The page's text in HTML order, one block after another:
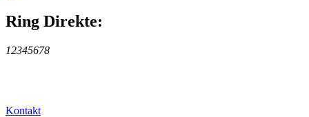
Ring Direkte:
12345678
Kontakt